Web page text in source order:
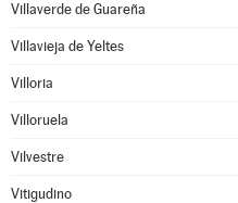
Villaverde de Guareña
Villavieja de Yeltes
Villoria
Villoruela
Vilvestre
Vitigudino